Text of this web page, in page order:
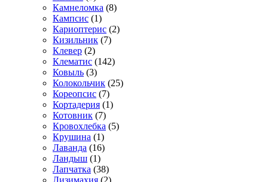
Камнеломка (8)
Кампсис (1)
Кариоптерис (2)
Кизильник (7)
Клевер (2)
Клематис (142)
Ковыль (3)
Колокольчик (25)
Кореопсис (7)
Кортадерия (1)
Котовник (7)
Кровохлебка (5)
Крушина (1)
Лаванда (16)
Ландыш (1)
Лапчатка (38)
Лизимахия (2)